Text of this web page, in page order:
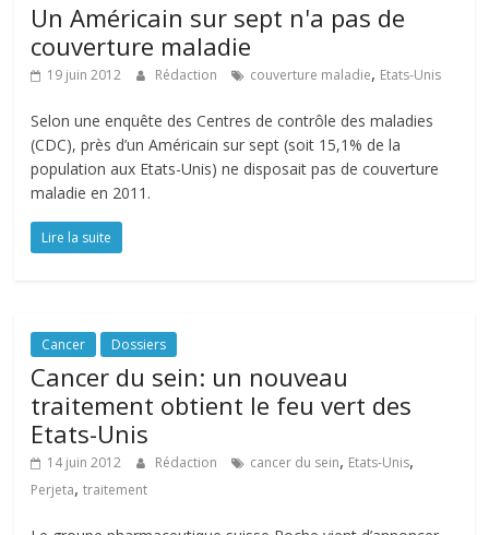
Un Américain sur sept n'a pas de
couverture maladie
19 juin 2012 Rédaction couverture maladie, Etats-Unis
Selon une enquête des Centres de contrôle des maladies
(CDC), près d’un Américain sur sept (soit 15,1% de la
population aux Etats-Unis) ne disposait pas de couverture
maladie en 2011.
Lire la suite
Cancer Dossiers
Cancer du sein: un nouveau
traitement obtient le feu vert des
Etats-Unis
14 juin 2012 Rédaction cancer du sein, Etats-Unis,
Perjeta,traitement